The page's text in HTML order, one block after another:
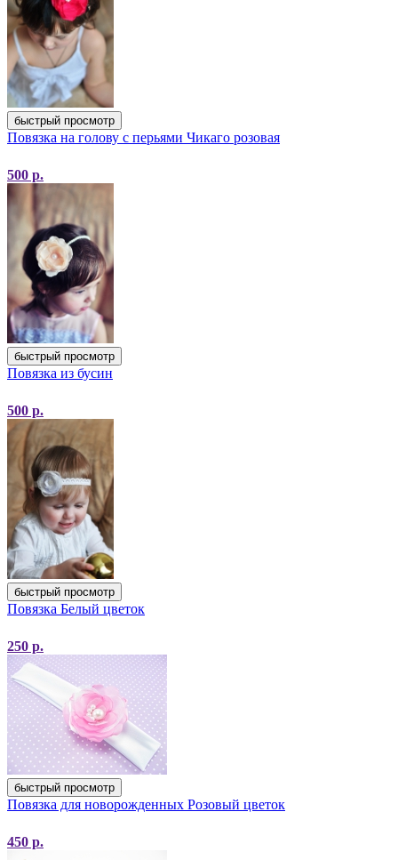
быстрый просмотр
Повязка на голову с перьями Чикаго розовая
500 р.
быстрый просмотр
Повязка из бусин
500 р.
быстрый просмотр
Повязка Белый цветок
250 р.
быстрый просмотр
Повязка для новорожденных Розовый цветок
450 р.